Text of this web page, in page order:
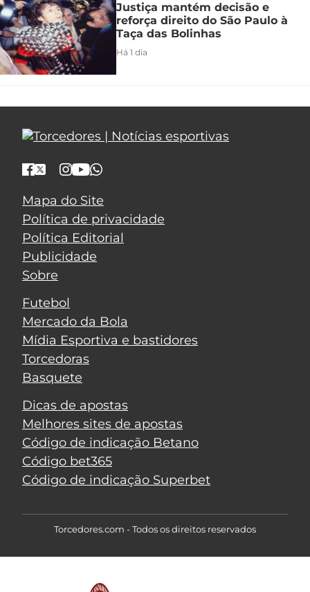
Justiça mantém decisão e
reforça direito do São Paulo à
Taça das Bolinhas
Há 1 dia
Mapa do Site
Política de privacidade
Política Editorial
Publicidade
Sobre
Futebol
Mercado da Bola
Mídia Esportiva e bastidores
Torcedoras
Basquete
Dicas de apostas
Melhores sites de apostas
Código de indicação Betano
Código bet365
Código de indicação Superbet
Torcedores.com - Todos os direitos reservados